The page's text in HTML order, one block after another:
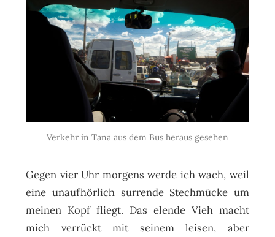
Verkehr in Tana aus dem Bus heraus gesehen
Gegen vier Uhr morgens werde ich wach, weil
eine unaufhörlich surrende Stechmücke um
meinen Kopf fliegt. Das elende Vieh macht
mich verrückt mit seinem leisen, aber